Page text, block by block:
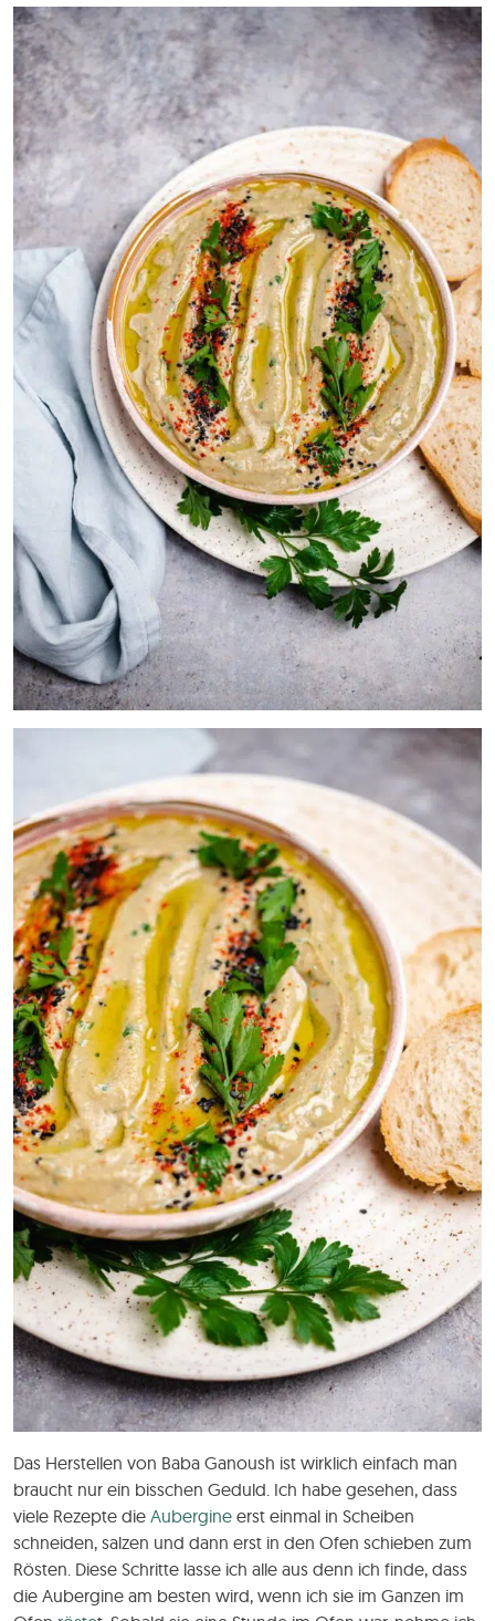
Das Herstellen von Baba Ganoush ist wirklich einfach man
braucht nur ein bisschen Geduld. Ich habe gesehen, dass
viele Rezepte die Aubergine erst einmal in Scheiben
schneiden, salzen und dann erst in den Ofen schieben zum
Rösten. Diese Schritte lasse ich alle aus denn ich finde, dass
die Aubergine am besten wird, wenn ich sie im Ganzen im